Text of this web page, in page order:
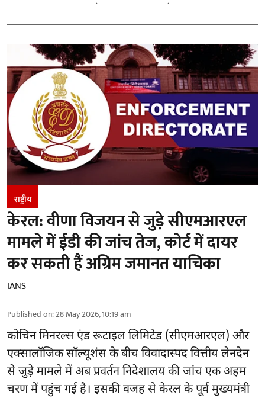
राष्ट्रीय
केरल: वीणा विजयन से जुड़े सीएमआरएल
मामले में ईडी की जांच तेज, कोर्ट में दायर
कर सकती हैं अग्रिम जमानत याचिका
IANS
Published on:28 May 2026, 10:19 am
कोचिन मिनरल्स एंड रूटाइल लिमिटेड (सीएमआरएल) और
एक्सालॉजिक सॉल्यूशंस के बीच विवादास्पद वित्तीय लेनदेन
से जुड़े मामले में अब प्रवर्तन निदेशालय की जांच एक अहम
चरण में पहुंच गई है। इसकी वजह से केरल के पूर्व मुख्यमंत्री